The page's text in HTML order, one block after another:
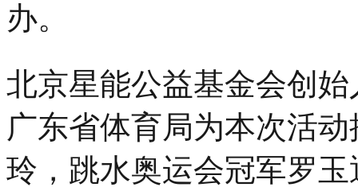
办。
北京星能公益基金会创
广东省体育局为本次活
玲，跳水奥运会冠军罗